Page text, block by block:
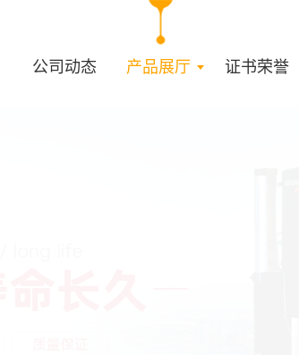
公司动态 产品展厅 证书荣誉